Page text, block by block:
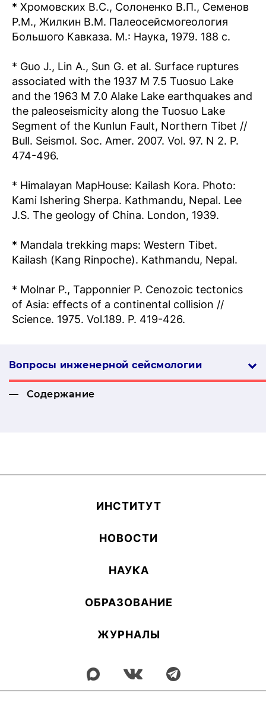
* Хромовских В.С., Солоненко В.П., Семенов
Р.М., Жилкин В.М. Палеосейсмогеология
Большого Кавказа. М.: Наука, 1979. 188 с.
* Guo J., Lin A., Sun G. et al. Surface ruptures
associated with the 1937 M 7.5 Tuosuo Lake
and the 1963 M 7.0 Alake Lake earthquakes and
the paleoseismicity along the Tuosuo Lake
Segment of the Kunlun Fault, Northern Tibet //
Bull. Seismol. Soc. Amer. 2007. Vol. 97. N 2. P.
474-496.
* Himalayan MapHouse: Kailash Kora. Photo:
Kami Ishering Sherpa. Kathmandu, Nepal. Lee
J.S. The geology of China. London, 1939.
* Mandala trekking maps: Western Tibet.
Kailash (Kang Rinpoche). Kathmandu, Nepal.
* Molnar P., Tapponnier P. Cenozoic tectonics
of Asia: effects of a continental collision //
Science. 1975. Vol.189. P. 419-426.
Вопросы инженерной сей­смо­логии
Содержание
ИН­СТИ­ТУТ
НОВОСТИ
НАУКА
ОБ­РА­ЗОВА­НИЕ
ЖУРНАЛЫ